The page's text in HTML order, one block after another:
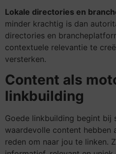
Lokale directories en
minder krachtig is dan
directories en
contextuele relevantie te
versterken.
Content als
linkbuilding
Goede linkbuilding begint bij
waardevolle content hebben
reden om naar jou te linken.